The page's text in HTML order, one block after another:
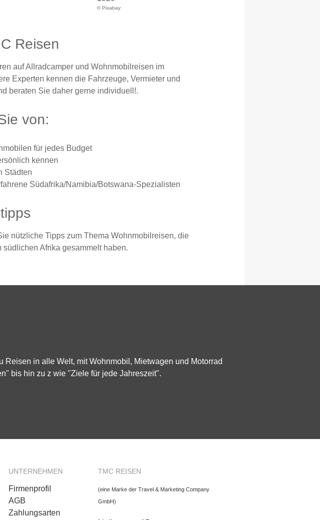
© Pixabay
Reisen
auf Allradcamper und Wohnmobilreisen im
Experten kennen die Fahrzeuge, Vermieter und
beraten Sie daher gerne individuell!.
von:
für jedes Budget
kennen
Städten
Südafrika/Namibia/Botswana-Spezialisten
nützliche Tipps zum Thema Wohnmobilreisen, die
Afrika gesammelt haben.
in alle Welt, mit Wohnmobil, Mietwagen und Motorrad
bis hin zu z wie "Ziele für jede Jahreszeit".
UNTERNEHMEN
Firmenprofil
AGB
Zahlungsarten
TMC REISEN
(eine Marke der Travel & Marketing Company
GmbH)